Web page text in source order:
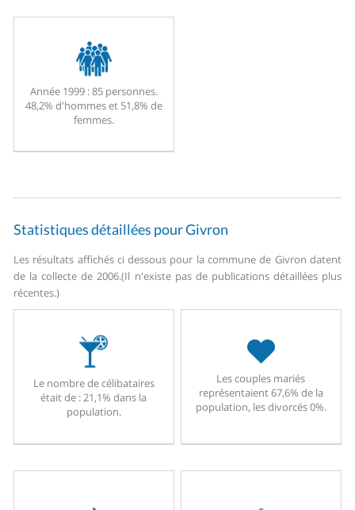
Année 1999 :85 personnes.
48,2% d'hommes et 51,8% de
femmes.
Statistiques détaillées pour Givron
Les résultats affichés ci dessous pour la commune de Givron datent
de la collecte de 2006.(Il n'existe pas de publications détaillées plus
récentes.)
Le nombre de célibataires
était de : 21,1% dans la
population.
Les couples mariés
représentaient 67,6% de la
population, les divorcés 0%.